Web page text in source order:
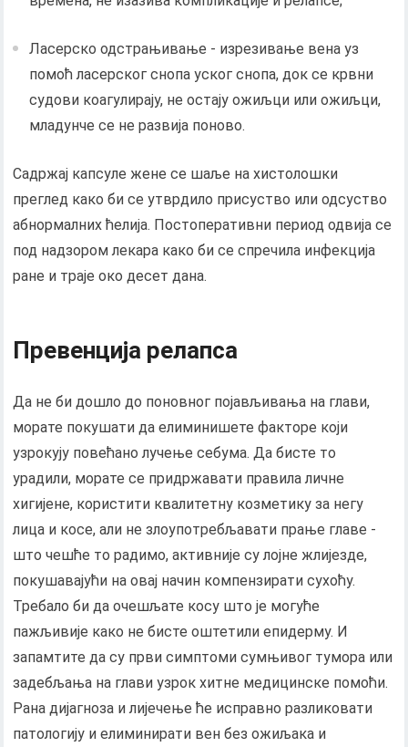
Ласерско одстрањивање - изрезивање вена уз
помоћ ласерског снопа уског снопа, док се крвни
судови коагулирају, не остају ожиљци или ожиљци,
младунче се не развија поново.
Садржај капсуле жене се шаље на хистолошки
преглед како би се утврдило присуство или одсуство
абнормалних ћелија. Постоперативни период одвија се
под надзором лекара како би се спречила инфекција
ране и траје око десет дана.
Превенција релапса
Да не би дошло до поновног појављивања на глави,
морате покушати да елиминишете факторе који
узрокују повећано лучење себума. Да бисте то
урадили, морате се придржавати правила личне
хигијене, користити квалитетну козметику за негу
лица и косе, али не злоупотребљавати прање главе -
што чешће то радимо, активније су лојне жлијезде,
покушавајући на овај начин компензирати сухоћу.
Требало би да очешљате косу што је могуће
пажљивије како не бисте оштетили епидерму. И
запамтите да су први симптоми сумњивог тумора или
задебљања на глави узрок хитне медицинске помоћи.
Рана дијагноза и лијечење ће исправно разликовати
патологију и елиминирати вен без ожиљака и